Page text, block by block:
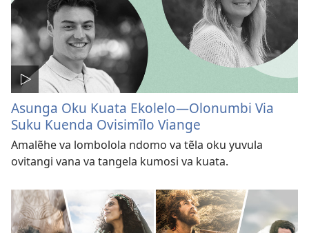
Asunga Oku Kuata Ekolelo—Olonumbi Via
Suku Kuenda Ovisimĩlo Viange
Amalẽhe va lombolola ndomo va tẽla oku yuvula
ovitangi vana va tangela kumosi va kuata.